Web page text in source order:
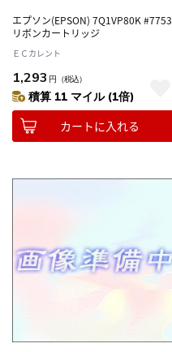
エプソン(EPSON) 7Q1VP80K #7753
リボンカートリッジ
ＥＣカレント
1,293 円 （税込）
積算 11 マイル (1倍)
カートに入れる